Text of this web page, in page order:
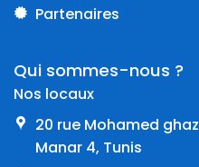
Partenaires
Qui sommes-nous ?
Nos locaux
20 rue Mohamed
Manar 4, Tunis